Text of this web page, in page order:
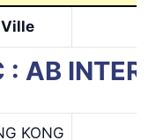
Ville
AB
KONG